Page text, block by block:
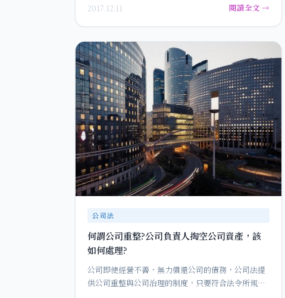
2017.12.11 閱讀全文 →
公司法
何謂公司重整?公司負責人掏空公司資產，該
如何處理?
公司即使經營不善，無力償還公司的債務，公司法提
供公司重整與公司治理的制度，只要符合法令所規定